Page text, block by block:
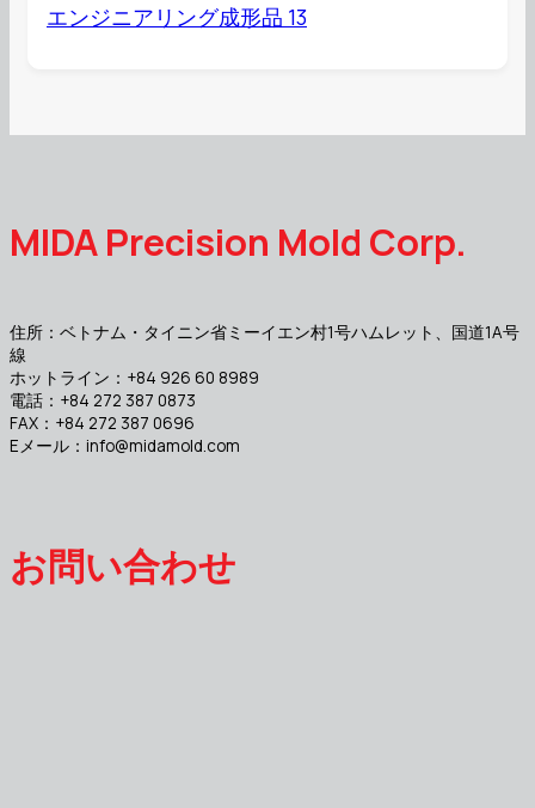
エンジニアリング成形品 13
MIDA Precision Mold Corp.
住所：ベトナム・タイニン省ミーイエン村1号ハムレット、国道1A号
線
ホットライン：+84 926 60 8989
電話：+84 272 387 0873
FAX：+84 272 387 0696
Eメール： info@midamold.com
お問い合わせ